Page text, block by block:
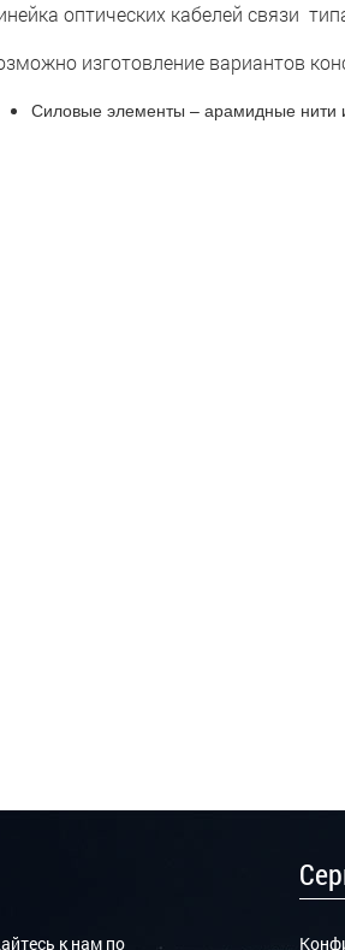
оптических кабелей связи
изготовление вариантов
Силовые элементы – арамидные нити
к нам по